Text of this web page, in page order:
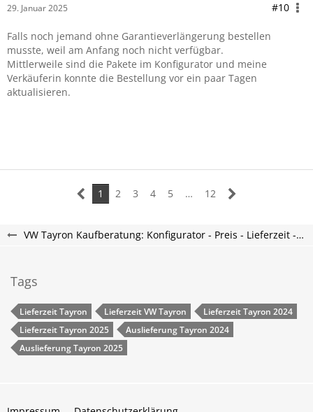
29. Januar 2025 #10
Falls noch jemand ohne Garantieverlängerung bestellen
musste, weil am Anfang noch nicht verfügbar.
Mittlerweile sind die Pakete im Konfigurator und meine
Verkäuferin konnte die Bestellung vor ein paar Tagen
aktualisieren.
1 2 3 4 5 … 12
VW Tayron Kaufberatung: Konfigurator - Preis - Lieferzeit - Tayron Forum
Tags
Lieferzeit Tayron Lieferzeit VW Tayron
Lieferzeit Tayron 2024
Lieferzeit Tayron 2025
Auslieferung Tayron 2024
Auslieferung Tayron 2025